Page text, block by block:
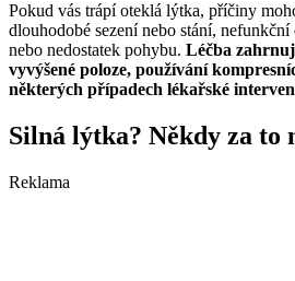
Pokud vás trápí oteklá lýtka, příčiny
dlouhodobé sezení nebo stání,
nebo nedostatek pohybu. Léčba
vyvýšené poloze, používání
některých případech lékařské
Silná lýtka? Někdy za to
Reklama